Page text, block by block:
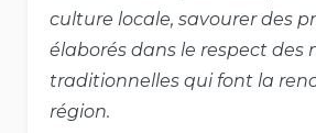
culture locale, savourer des
élaborés dans le respect des
traditionnelles qui font la
région.